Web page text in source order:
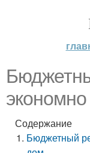
Содержание
Бюджетный